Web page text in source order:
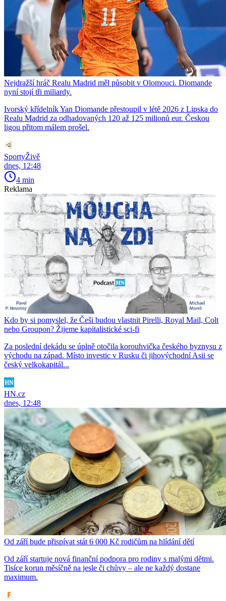
Nejdražší hráč Realu Madrid měl působit v Olomouci. Diomande
nyní stojí tři miliardy.
Ivorský křídelník Yan Diomande přestoupil v létě 2026 z Lipska do
Realu Madrid za odhadovaných 120 až 125 milionů eur. Českou
ligou přitom málem prošel.
SportyŽivě
dnes, 12:48
4 min
Reklama
Kdo by si pomyslel, že Češi budou vlastnit Pirelli, Royal Mail, Colt
nebo Groupon? Žijeme kapitalistické sci-fi
Za poslední dekádu se úplně otočila korouhvička českého byznysu z
východu na západ. Místo investic v Rusku či jihovýchodní Asii se
český velkokapitál...
HN.cz
dnes, 12:48
Od září bude přispívat stát 6 000 Kč rodičům na hlídání dětí
Od září startuje nová finanční podpora pro rodiny s malými dětmi.
Tisíce korun měsíčně na jesle či chůvy – ale ne každý dostane
maximum.